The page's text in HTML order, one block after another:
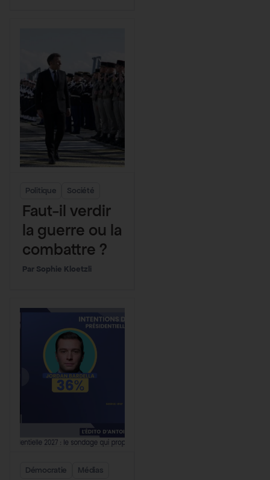
Politique Société
Faut-il verdir
la guerre ou la
combattre ?
Sophie Kloetzli
Démocratie Médias